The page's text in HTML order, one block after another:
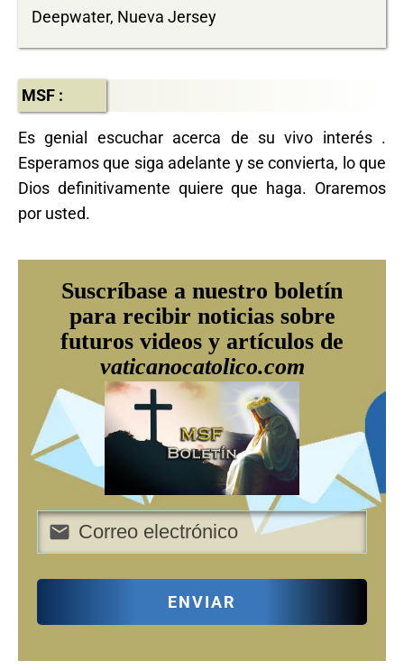
Deepwater, Nueva Jersey
MSF :
Es genial escuchar acerca de su vivo interés .
Esperamos que siga adelante y se convierta, lo que
Dios definitivamente quiere que haga. Oraremos
por usted.
Suscríbase a nuestro boletín
para recibir noticias sobre
futuros videos y artículos de
vaticanocatolico.com
ENVIAR